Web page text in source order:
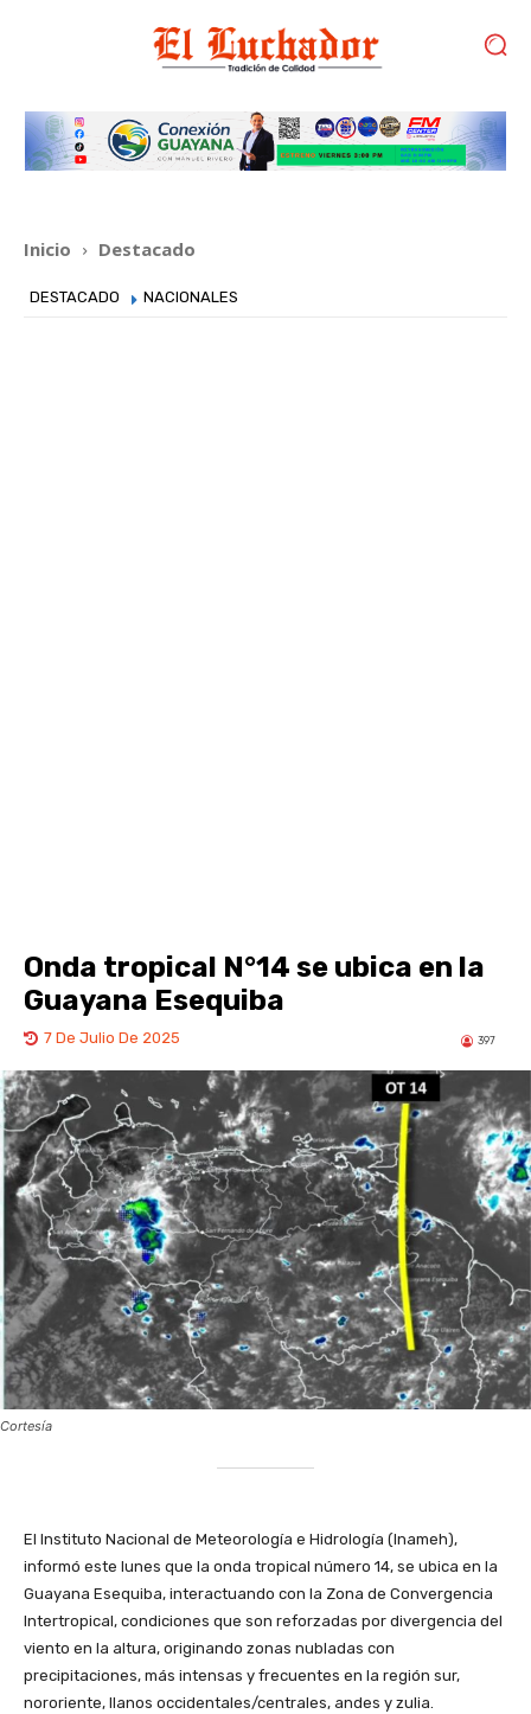
Inicio Destacado
DESTACADO NACIONALES
Onda tropical N°14 se ubica en la
Guayana Esequiba
7 De Julio De 2025 397
Cortesía
‎El Instituto Nacional de Meteorología e Hidrología (Inameh),
informó este lunes que la onda tropical número 14, se ubica en la
Guayana Esequiba, interactuando con la Zona de Convergencia
Intertropical, condiciones que son reforzadas por divergencia del
viento en la altura, originando zonas nubladas con
precipitaciones, más intensas y frecuentes en la región sur,
nororiente, llanos occidentales/centrales, andes y zulia.